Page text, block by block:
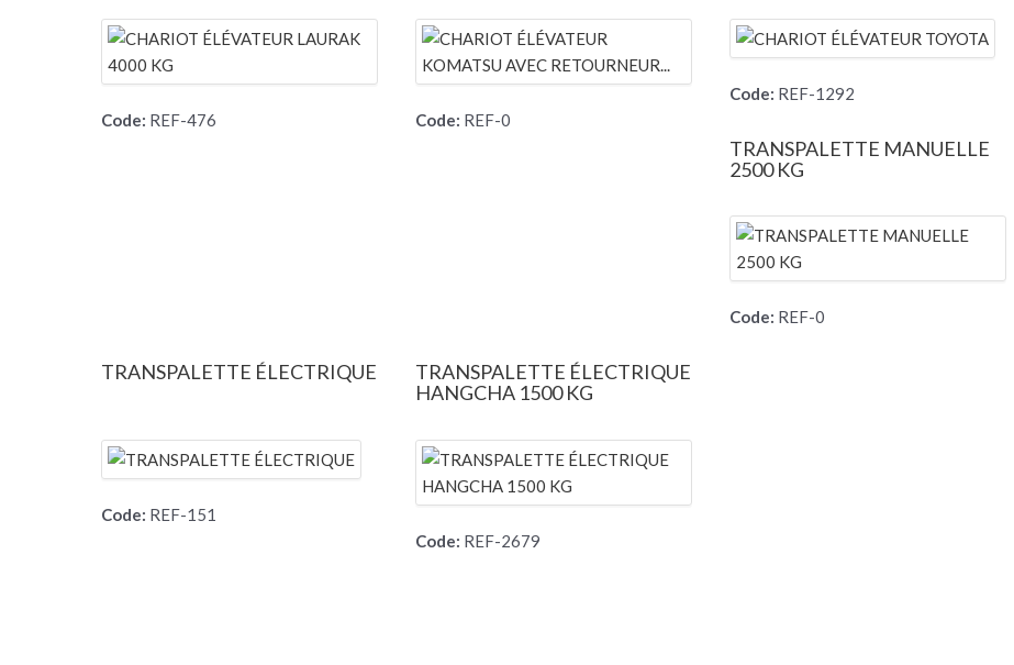
Code: REF-476 Code: REF-0
Code: REF-1292
TRANSPALETTE MANUELLE
2500 KG
Code: REF-0
TRANSPALETTE ÉLECTRIQUE
Code: REF-151
TRANSPALETTE ÉLECTRIQUE
HANGCHA 1500 KG
Code: REF-2679